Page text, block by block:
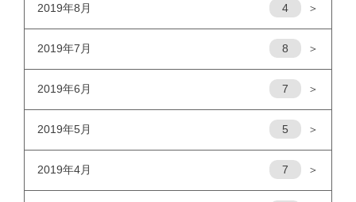
2019年8月 4 ＞
2019年7月 8 ＞
2019年6月 7 ＞
2019年5月 5 ＞
2019年4月 7 ＞